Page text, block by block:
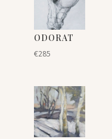
ODORAT
€285